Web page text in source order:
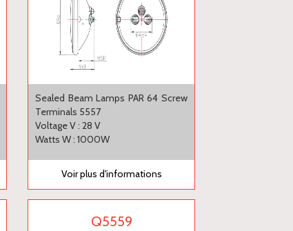
Sealed Beam Lamps PAR 64 Screw
Terminals 5557
Voltage V : 28 V
Watts W : 1000W
Voir plus d'informations
Q5559